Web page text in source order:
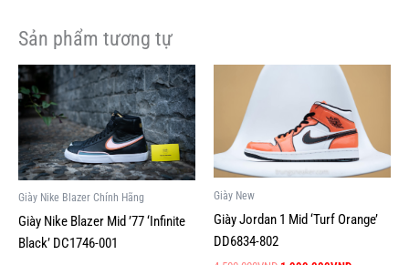
Sản phẩm tương tự
Giày Nike Blazer Chính Hãng
Giày Nike Blazer Mid ’77 ‘Infinite
Black’ DC1746-001
Giá
gốc
là:
2,800,000VND.
Giá
hiện
tại
là:
1,000,000VND.
Sản
phẩm
này
có
nhiều
biến
thể.
Các
tùy
Giày New
Giày Jordan 1 Mid ‘Turf Orange’
DD6834-802
4,500,000VND.
tại
là:
nhiều
thể.
Các
tùy